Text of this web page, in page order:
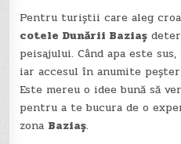
Pentru turiștii care aleg
cotele Dunării Baziaș
peisajului. Când apa este
iar accesul în anumite
Este mereu o idee bună să
pentru a te bucura de o
zona Baziaș.